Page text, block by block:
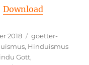
Download
2018 Kategorien
goetter-
, Hinduismus
Gott,